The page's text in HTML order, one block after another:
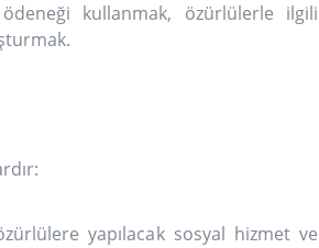
kullanmak, özürlülerle ilgili
yapılacak sosyal hizmet ve